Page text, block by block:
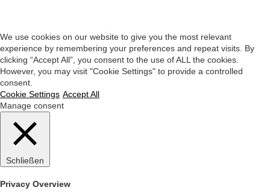
We use cookies on our website to give you the most relevant
experience by remembering your preferences and repeat visits. By
clicking “Accept All”, you consent to the use of ALL the cookies.
However, you may visit "Cookie Settings" to provide a controlled
consent.
Cookie Settings Accept All
Manage consent
Schließen
Privacy Overview